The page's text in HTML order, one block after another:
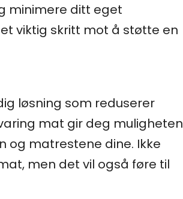
minimere ditt eget
viktig skritt mot å støtte en
løsning som reduserer
mat gir deg muligheten
og matrestene dine. Ikke
men det vil også føre til